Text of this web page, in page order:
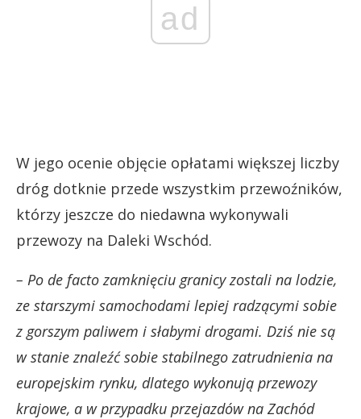
ad
W jego ocenie objęcie opłatami większej liczby
dróg dotknie przede wszystkim przewoźników,
którzy jeszcze do niedawna wykonywali
przewozy na Daleki Wschód.
– Po de facto zamknięciu granicy zostali na lodzie,
ze starszymi samochodami lepiej radzącymi sobie
z gorszym paliwem i słabymi drogami. Dziś nie są
w stanie znaleźć sobie stabilnego zatrudnienia na
europejskim rynku, dlatego wykonują przewozy
krajowe, a w przypadku przejazdów na Zachód